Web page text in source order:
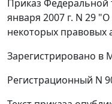
Приказ
января 2007 г. N 29
некоторых правовых
Зарегистрировано в
Регистрационный N